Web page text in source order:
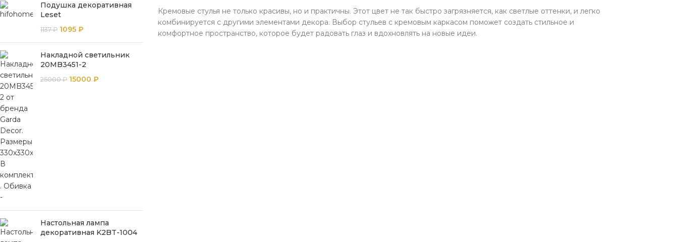
Подушка декоративная
Leset
1137₽ 1095 ₽
Накладной светильник
20MB3451-2
25000₽ 15000 ₽
Настольная лампа
декоративная K2BT-1004
Кремовые стулья не только красивы, но и практичны. Этот цвет не так быстро загрязняется, как светлые оттенки, и легко
комбинируется с другими элементами декора. Выбор стульев с кремовым каркасом поможет создать стильное и
комфортное пространство, которое будет радовать глаз и вдохновлять на новые идеи.